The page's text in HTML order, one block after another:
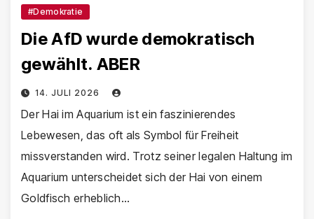
#Demokratie
Die AfD wurde demokratisch
gewählt. ABER
14. JULI 2026
Der Hai im Aquarium ist ein faszinierendes
Lebewesen, das oft als Symbol für Freiheit
missverstanden wird. Trotz seiner legalen Haltung im
Aquarium unterscheidet sich der Hai von einem
Goldfisch erheblich…